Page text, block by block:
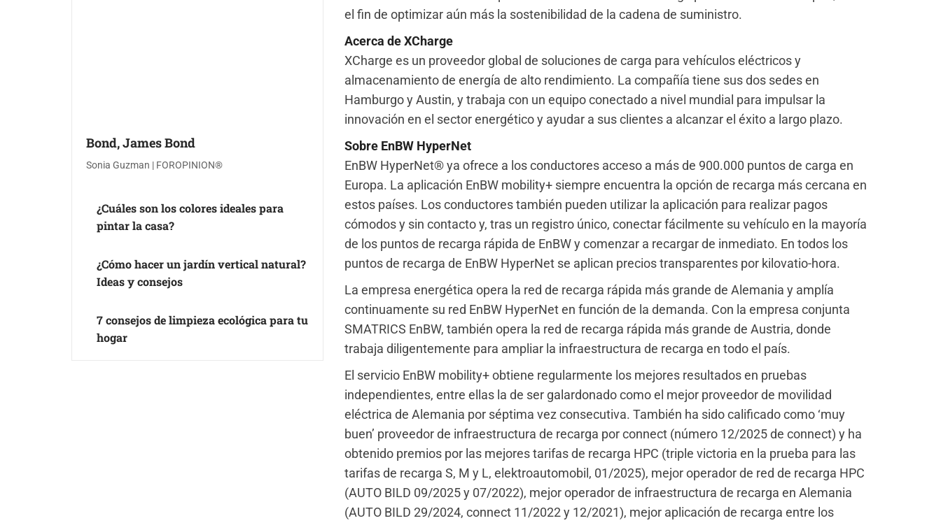
el fin de optimizar aún más la sostenibilidad de la cadena de suministro.
Acerca de XCharge
XCharge es un proveedor global de soluciones de carga para vehículos eléctricos y
almacenamiento de energía de alto rendimiento. La compañía tiene sus dos sedes en
Hamburgo y Austin, y trabaja con un equipo conectado a nivel mundial para impulsar la
innovación en el sector energético y ayudar a sus clientes a alcanzar el éxito a largo plazo.
Sobre EnBW HyperNet
EnBW HyperNet® ya ofrece a los conductores acceso a más de 900.000 puntos de carga en
Europa. La aplicación EnBW mobility+ siempre encuentra la opción de recarga más cercana en
estos países. Los conductores también pueden utilizar la aplicación para realizar pagos
cómodos y sin contacto y, tras un registro único, conectar fácilmente su vehículo en la mayoría
de los puntos de recarga rápida de EnBW y comenzar a recargar de inmediato. En todos los
puntos de recarga de EnBW HyperNet se aplican precios transparentes por kilovatio-hora.
La empresa energética opera la red de recarga rápida más grande de Alemania y amplía
continuamente su red EnBW HyperNet en función de la demanda. Con la empresa conjunta
SMATRICS EnBW, también opera la red de recarga rápida más grande de Austria, donde
trabaja diligentemente para ampliar la infraestructura de recarga en todo el país.
El servicio EnBW mobility+ obtiene regularmente los mejores resultados en pruebas
independientes, entre ellas la de ser galardonado como el mejor proveedor de movilidad
eléctrica de Alemania por séptima vez consecutiva. También ha sido calificado como ‘muy
buen’ proveedor de infraestructura de recarga por connect (número 12/2025 de connect) y ha
obtenido premios por las mejores tarifas de recarga HPC (triple victoria en la prueba para las
tarifas de recarga S, M y L, elektroautomobil, 01/2025), mejor operador de red de recarga HPC
(AUTO BILD 09/2025 y 07/2022), mejor operador de infraestructura de recarga en Alemania
(AUTO BILD 29/2024, connect 11/2022 y 12/2021), mejor aplicación de recarga entre los
Bond, James Bond
Sonia Guzman | FOROPINION®
¿Cuáles son los colores ideales para
pintar la casa?
¿Cómo hacer un jardín vertical natural?
Ideas y consejos
7 consejos de limpieza ecológica para tu
hogar